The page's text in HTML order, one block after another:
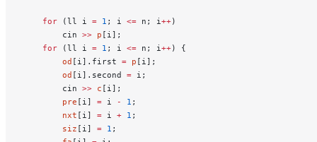
    for
(ll i = 1 ; i <= n; i ++)
        cin
>> p [i];
    for
(ll i = 1 ; i <= n; i ++) {
        od
[i].first = p [i];
        od
[i].second = i;
        cin
>> c [i];
        pre
[i] = i - 1 ;
        nxt
[i] = i + 1 ;
        siz
[i] = 1 ;